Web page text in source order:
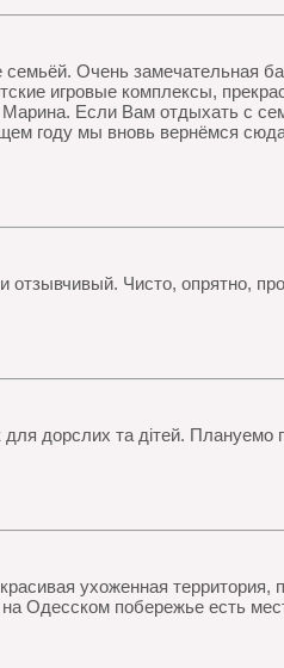
Очень замечательная
игровые комплексы,
Марина. Если Вам отдыхать с
году мы вновь вернёмся
Чисто, опрятно,
дорслих та дітей. Плануемо
ухоженная территория,
Одесском побережье есть